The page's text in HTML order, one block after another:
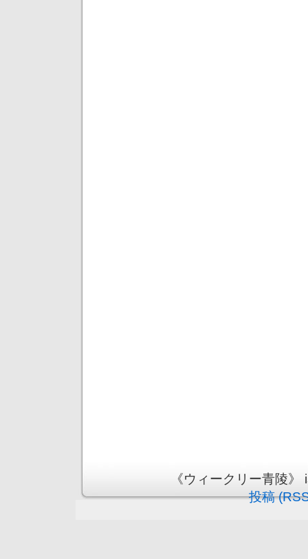
《ウィークリー青陵
投稿